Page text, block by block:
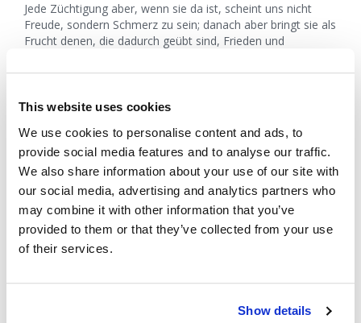
This website uses cookies
We use cookies to personalise content and ads, to
provide social media features and to analyse our traffic.
We also share information about your use of our site with
our social media, advertising and analytics partners who
may combine it with other information that you’ve
provided to them or that they’ve collected from your use
of their services.
Show details
Jede Züchtigung aber, wenn sie da ist, scheint uns nicht
Freude, sondern Schmerz zu sein; danach aber bringt sie als
Frucht denen, die dadurch geübt sind, Frieden und
wankenden Knie und tut sichere Schritte mit euren Füßen,
vielmehr gesund werde. Jagt dem Frieden nach mit
sehen wird, und seht darauf, dass nicht jemand Gottes
Gnade versäume; dass nicht etwa eine bittere Wurzel
aufwachse und Unfrieden anrichte und viele durch sie
verunreinigt werden (Hebräer 12, 11-15).
Wenn wir uns nach innen wenden und in unserem eigenen
privaten Schmerz schmoren, lassen wir das Heilmittel
gegen Bitterkeit los. Es kann verlockend sein, unseren
erinnere mich, dass ich vor vielen Jahren stark
bestand, mich in der Tapete zu verstecken und zu denken,